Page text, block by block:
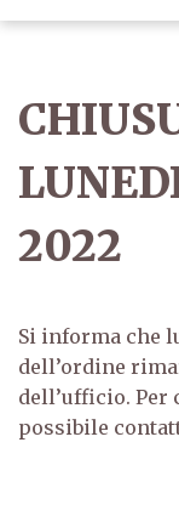
2022
Si informa che
dell’ordine
dell’ufficio. Per
possibile